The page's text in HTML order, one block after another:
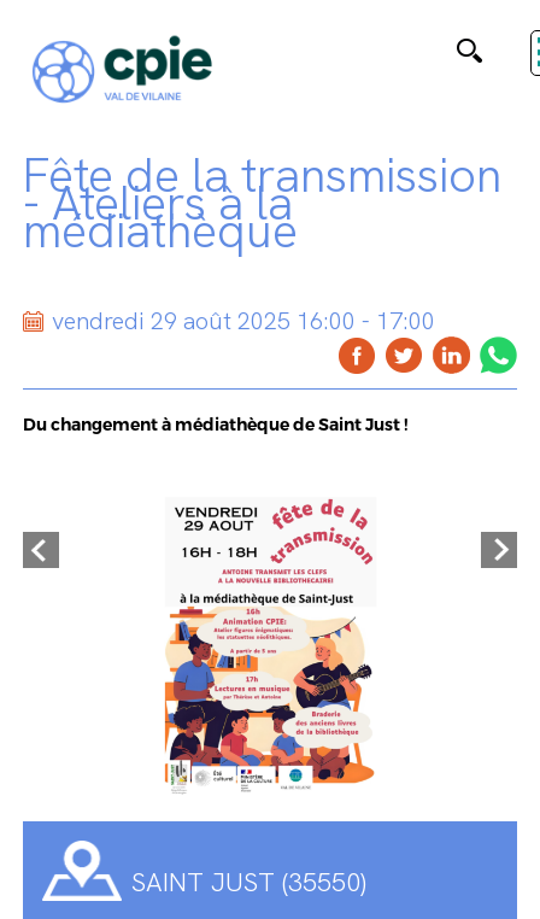
Fête de la transmission
- Ateliers à la
médiathèque
vendredi 29 août 2025 16:00 - 17:00
Du changement à médiathèque de Saint Just !
SAINT JUST (35550)